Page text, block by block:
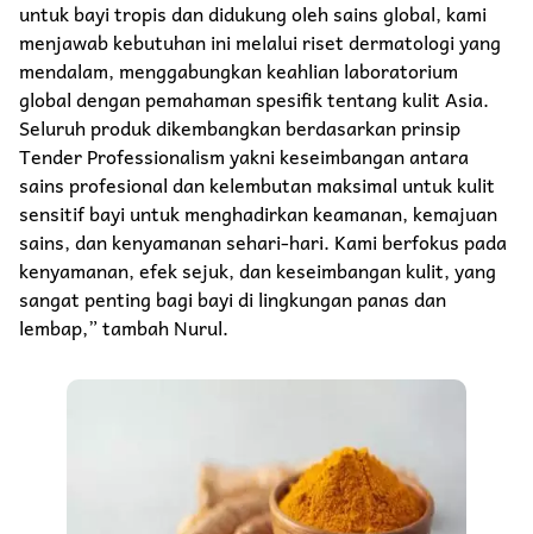
untuk bayi tropis dan didukung oleh sains global, kami
menjawab kebutuhan ini melalui riset dermatologi yang
mendalam, menggabungkan keahlian laboratorium
global dengan pemahaman spesifik tentang kulit Asia.
Seluruh produk dikembangkan berdasarkan prinsip
Tender Professionalism yakni keseimbangan antara
sains profesional dan kelembutan maksimal untuk kulit
sensitif bayi untuk menghadirkan keamanan, kemajuan
sains, dan kenyamanan sehari-hari. Kami berfokus pada
kenyamanan, efek sejuk, dan keseimbangan kulit, yang
sangat penting bagi bayi di lingkungan panas dan
lembap,” tambah Nurul.